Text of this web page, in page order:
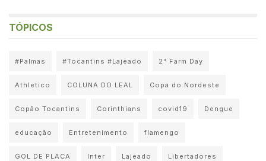
TÓPICOS
#Palmas #Tocantins #Lajeado 2° Farm Day
Athletico COLUNA DO LEAL Copa do Nordeste
Copão Tocantins Corinthians covid19 Dengue
educação Entretenimento flamengo
GOL DE PLACA Inter Lajeado Libertadores